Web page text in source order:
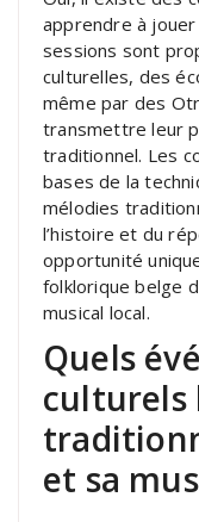
apprendre à jouer
sessions sont
culturelles, des
même par des
transmettre leur
traditionnel. Les
bases de la
mélodies
l’histoire et du
opportunité
folklorique belge
musical local.
Quels
culturels
et sa